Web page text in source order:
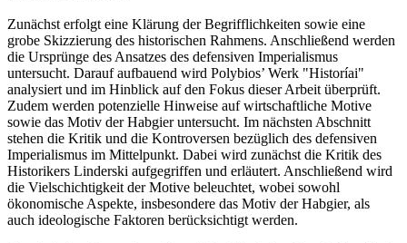
Zunächst erfolgt eine Klärung der Begrifflichkeiten sowie eine
grobe Skizzierung des historischen Rahmens. Anschließend werden
die Ursprünge des Ansatzes des defensiven Imperialismus
untersucht. Darauf aufbauend wird Polybios’ Werk "Historíai"
analysiert und im Hinblick auf den Fokus dieser Arbeit überprüft.
Zudem werden potenzielle Hinweise auf wirtschaftliche Motive
sowie das Motiv der Habgier untersucht. Im nächsten Abschnitt
stehen die Kritik und die Kontroversen bezüglich des defensiven
Imperialismus im Mittelpunkt. Dabei wird zunächst die Kritik des
Historikers Linderski aufgegriffen und erläutert. Anschließend wird
die Vielschichtigkeit der Motive beleuchtet, wobei sowohl
ökonomische Aspekte, insbesondere das Motiv der Habgier, als
auch ideologische Faktoren berücksichtigt werden.